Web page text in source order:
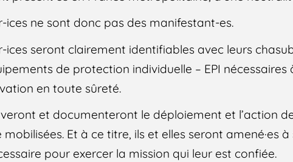
ices ne sont donc pas des manifestant-es.
ices seront clairement identifiables avec leurs
de protection individuelle – EPI nécessaires
en toute sûreté.
et documenteront le déploiement et l’action
Et à ce titre, ils et elles seront amené·es
pour exercer la mission qui leur est confiée.